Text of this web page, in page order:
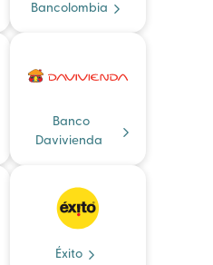
Bancolombia
Banco
Davivienda
Éxito